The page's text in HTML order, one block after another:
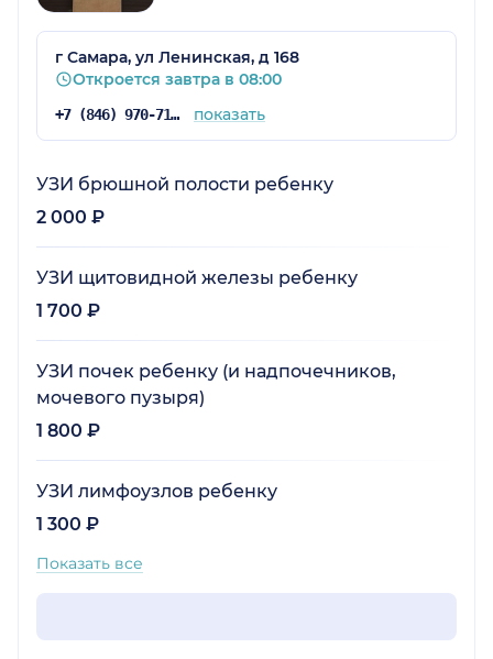
г Самара, ул Ленинская, д 168
Откроется завтра в 08:00
+7 (846) 970-71-47 показать
УЗИ брюшной полости ребенку
2 000 ₽
УЗИ щитовидной железы ребенку
1 700 ₽
УЗИ почек ребенку (и надпочечников,
мочевого пузыря)
1 800 ₽
УЗИ лимфоузлов ребенку
1 300 ₽
Показать все